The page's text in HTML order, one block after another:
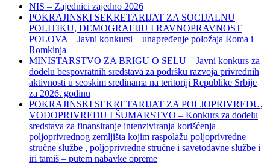
NIS – Zajednici zajedno 2026
POKRAJINSKI SEKRETARIJAT ZA SOCIJALNU
POLITIKU, DEMOGRAFIJU I RAVNOPRAVNOST
POLOVA – Javni konkursi – unapređenje položaja Roma i
Romkinja
MINISTARSTVO ZA BRIGU O SELU – Javni konkurs za
dodelu bespovratnih sredstava za podršku razvoja privrednih
aktivnosti u seoskim sredinama na teritoriji Republike Srbije
za 2026. godinu
POKRAJINSKI SEKRETARIJAT ZA POLJOPRIVREDU,
VODOPRIVREDU I ŠUMARSTVO – Konkurs za dodelu
sredstava za finansiranje intenziviranja korišćenja
poljoprivrednog zemljišta kojim raspolažu poljoprivredne
stručne službe , poljoprivredne stručne i savetodavne službe i
iri tamiš ‒ putem nabavke opreme